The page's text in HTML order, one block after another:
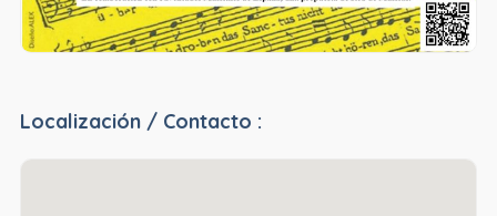
Localización / Contacto :